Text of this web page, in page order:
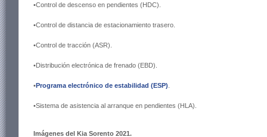
•Control de descenso en pendientes (HDC).
•Control de distancia de estacionamiento trasero.
•Control de tracción (ASR).
•Distribución electrónica de frenado (EBD).
•Programa electrónico de estabilidad (ESP)
•Sistema de asistencia al arranque en pendientes (HLA).
Imágenes del Kia Sorento 2021.